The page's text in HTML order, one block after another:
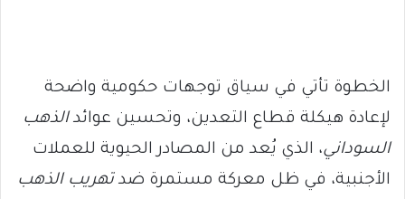
الخطوة تأتي في سياق توجهات حكومية واضحة
لإعادة هيكلة قطاع التعدين، وتحسين عوائدالذهب
السوداني، الذي يُعد من المصادر الحيوية للعملات
الأجنبية، في ظل معركة مستمرة ضد تهريب الذهب